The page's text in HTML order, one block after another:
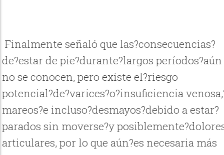
Finalmente señaló que las?consecuencias?
de?estar de pie?durante?largos períodos?aún
no se conocen, pero existe el?riesgo
potencial?de?varices?o?insuficiencia
mareos?e incluso?desmayos?debido a estar?
parados sin moverse?y
articulares, por lo que aún?es necesaria más